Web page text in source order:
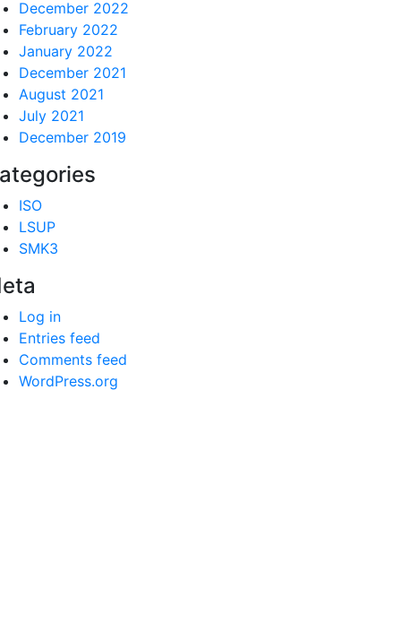
December 2022
February 2022
January 2022
December 2021
August 2021
July 2021
December 2019
ISO
LSUP
SMK3
Log in
Entries feed
Comments feed
WordPress.org